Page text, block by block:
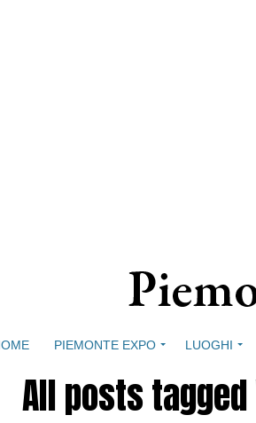
PIEMONTE EXPO LUOGHI
All posts